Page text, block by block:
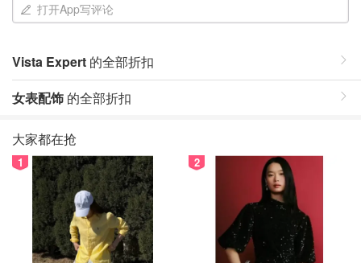
打开App写评论
Vista Expert 的全部折扣
女表配饰 的全部折扣
大家都在抢
1 2